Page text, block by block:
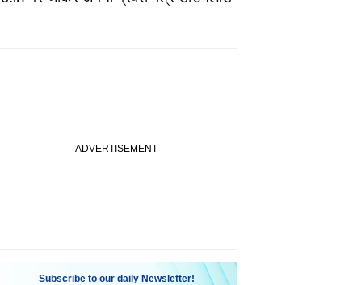
Subscribe to our daily Newsletter!